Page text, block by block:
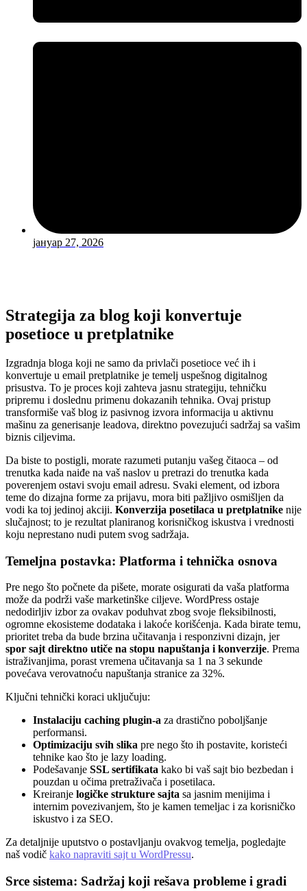
јануар 27, 2026
Strategija za blog koji konvertuje
posetioce u pretplatnike
Izgradnja bloga koji ne samo da privlači posetioce već ih i
konvertuje u email pretplatnike je temelj uspešnog digitalnog
prisustva. To je proces koji zahteva jasnu strategiju, tehničku
pripremu i doslednu primenu dokazanih tehnika. Ovaj pristup
transformiše vaš blog iz pasivnog izvora informacija u aktivnu
mašinu za generisanje leadova, direktno povezujući sadržaj sa vašim
biznis ciljevima.
Da biste to postigli, morate razumeti putanju vašeg čitaoca – od
trenutka kada naiđe na vaš naslov u pretrazi do trenutka kada
poverenjem ostavi svoju email adresu. Svaki element, od izbora
teme do dizajna forme za prijavu, mora biti pažljivo osmišljen da
vodi ka toj jedinoj akciji. Konverzija posetilaca u pretplatnike nije
slučajnost; to je rezultat planiranog korisničkog iskustva i vrednosti
koju neprestano nudi putem svog sadržaja.
Temeljna postavka: Platforma i tehnička osnova
Pre nego što počnete da pišete, morate osigurati da vaša platforma
može da podrži vaše marketinške ciljeve. WordPress ostaje
nedodirljiv izbor za ovakav poduhvat zbog svoje fleksibilnosti,
ogromne ekosisteme dodataka i lakoće korišćenja. Kada birate temu,
prioritet treba da bude brzina učitavanja i responzivni dizajn, jer
spor sajt direktno utiče na stopu napuštanja i konverzije. Prema
istraživanjima, porast vremena učitavanja sa 1 na 3 sekunde
povećava verovatnoću napuštanja stranice za 32%.
Ključni tehnički koraci uključuju:
Instalaciju caching plugin-a za drastično poboljšanje
performansi.
Optimizaciju svih slika pre nego što ih postavite, koristeći
tehnike kao što je lazy loading.
Podešavanje SSL sertifikata kako bi vaš sajt bio bezbedan i
pouzdan u očima pretraživača i posetilaca.
Kreiranje logičke strukture sajta sa jasnim menijima i
internim povezivanjem, što je kamen temeljac i za korisničko
iskustvo i za SEO.
Za detaljnije uputstvo o postavljanju ovakvog temelja, pogledajte
naš vodič kako napraviti sajt u WordPressu.
Srce sistema: Sadržaj koji rešava probleme i gradi